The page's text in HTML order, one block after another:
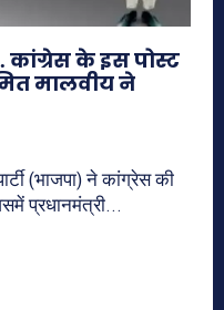
के इस पोस्ट
मालवीय ने
(भाजपा) ने कांग्रेस की
प्रधानमंत्री...